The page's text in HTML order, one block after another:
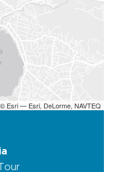
Esri — Esri, DeLorme, NAVTEQ